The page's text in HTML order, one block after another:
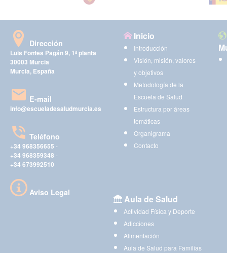
Dirección
Luis Fontes Pagán 9, 1ª planta
30003 Murcia
Murcia, España
E-mail
info@escueladesaludmurcia.es
Teléfono
+34 968356655 -
+34 968359348 -
+34 673992510
Aviso Legal
Inicio
Introducción
Visión, misión, valores
y objetivos
Metodología de la
Escuela de Salud
Estructura por áreas
temáticas
Organigrama
Contacto
Aula de Salud
Actividad Física y Deporte
Adicciones
Alimentación
Aula de Salud para Familias